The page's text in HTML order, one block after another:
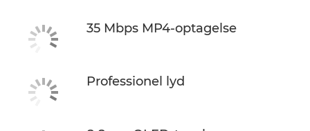
35 Mbps MP4-optagelse
Professionel lyd